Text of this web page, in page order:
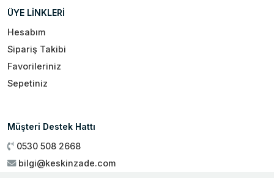
ÜYE LİNKLERİ
Hesabım
Sipariş Takibi
Favorileriniz
Sepetiniz
Müşteri Destek Hattı
0530 508 2668
bilgi@keskinzade.com